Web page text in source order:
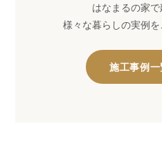
はなまるの家で
様々な暮らしの実例を
施工事例